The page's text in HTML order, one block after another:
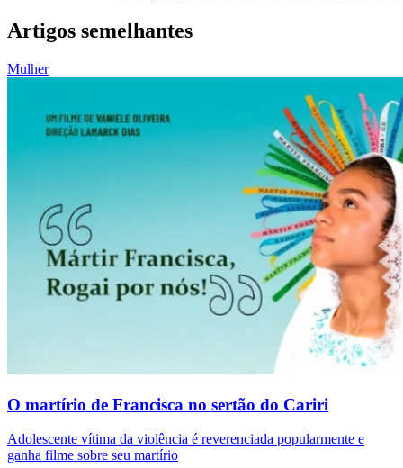
Artigos semelhantes
Mulher
O martírio de Francisca no sertão do Cariri
Adolescente vítima da violência é reverenciada popularmente e
ganha filme sobre seu martírio